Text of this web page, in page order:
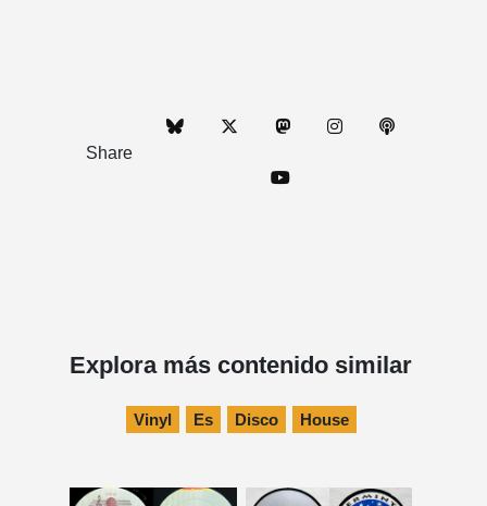
Share
Explora más contenido similar
Vinyl Es Disco House